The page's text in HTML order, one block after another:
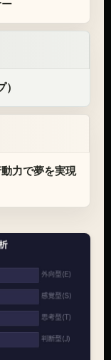
力で夢を実現